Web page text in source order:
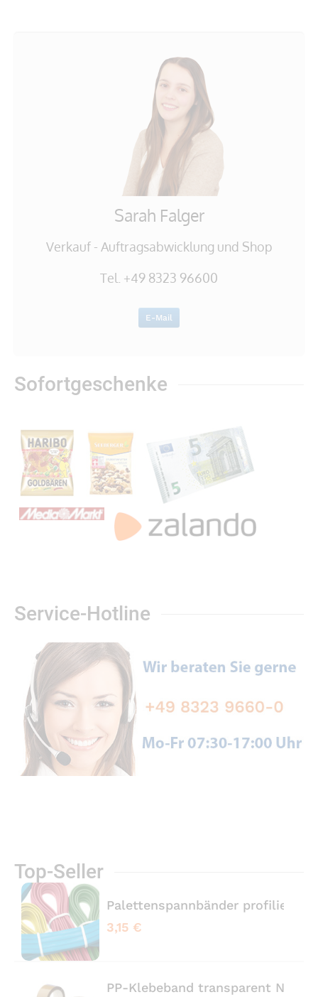
Sofortgeschenke
Service-Hotline
Top-Seller
Palettenspannbänder profiliert
3,15 €
PP-Klebeband transparent No
Sarah Falger
Verkauf - Auftragsabwicklung und Shop
Tel. +49 8323 96600
E-Mail